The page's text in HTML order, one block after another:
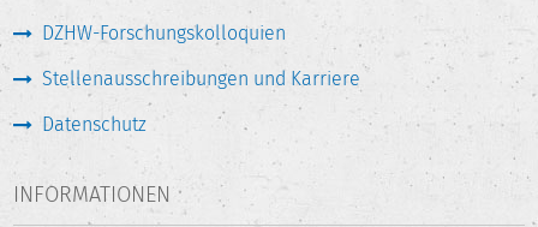
DZHW-Forschungskolloquien
Stellenausschreibungen und Karriere
Datenschutz
INFORMATIONEN